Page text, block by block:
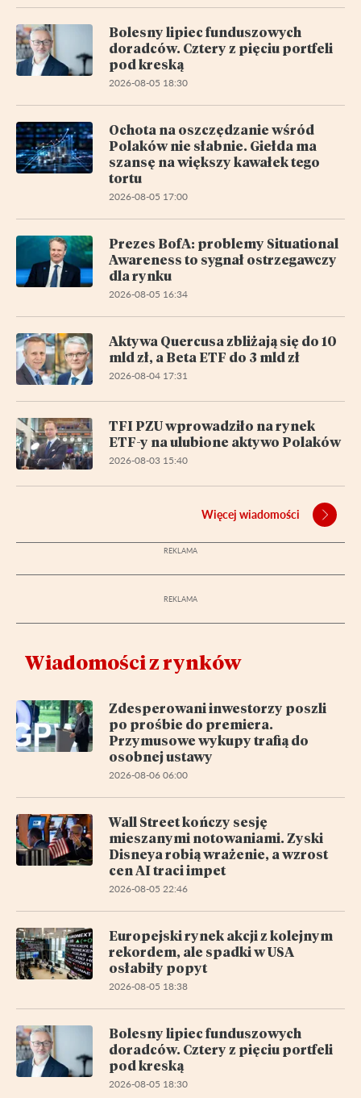
Bolesny lipiec funduszowych
doradców. Cztery z pięciu portfeli
pod kreską
2026-08-05 18:30
Ochota na oszczędzanie wśród
Polaków nie słabnie. Giełda ma
szansę na większy kawałek tego
tortu
2026-08-05 17:00
Prezes BofA: problemy Situational
Awareness to sygnał ostrzegawczy
dla rynku
2026-08-05 16:34
Aktywa Quercusa zbliżają się do 10
mld zł, a Beta ETF do 3 mld zł
2026-08-04 17:31
TFI PZU wprowadziło na rynek
ETF-y na ulubione aktywo Polaków
2026-08-03 15:40
Więcej wiadomości
Wiadomości z rynków
Zdesperowani inwestorzy poszli
po prośbie do premiera.
Przymusowe wykupy trafią do
osobnej ustawy
2026-08-06 06:00
Wall Street kończy sesję
mieszanymi notowaniami. Zyski
Disneya robią wrażenie, a wzrost
cen AI traci impet
2026-08-05 22:46
Europejski rynek akcji z kolejnym
rekordem, ale spadki w USA
osłabiły popyt
2026-08-05 18:38
Bolesny lipiec funduszowych
doradców. Cztery z pięciu portfeli
pod kreską
2026-08-05 18:30